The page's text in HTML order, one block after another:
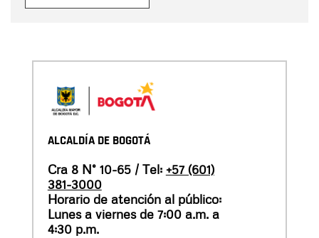
ALCALDÍA DE BOGOTÁ
Cra 8 N° 10-65 / Tel: +57 (601)
381-3000
Horario de atención al público:
Lunes a viernes de 7:00 a.m. a
4:30 p.m.